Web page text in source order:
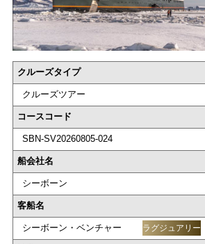
クルーズタイプ
クルーズツアー
コースコード
SBN-SV20260805-024
船会社名
シーボーン
客船名
シーボーン・ベンチャー ラグジュアリー